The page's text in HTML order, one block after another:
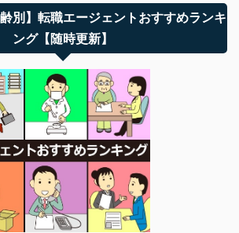
齢別】転職エージェントおすすめランキ
ング【随時更新】